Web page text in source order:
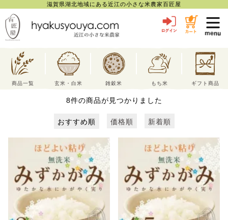
滋賀県湖北地域にある近江の小さな米農家百匠屋
商品一覧 玄米・白米 雑穀米 もち米 ギフト商品
8件の商品が見つかりました
おすすめ順 価格順 新着順